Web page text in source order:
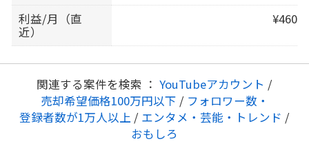
利益/月（直
近）
¥460
関連する案件を検索 ： YouTubeアカウント /
売却希望価格100万円以下 / フォロワー数・
登録者数が1万人以上 / エンタメ・芸能・トレンド /
おもしろ